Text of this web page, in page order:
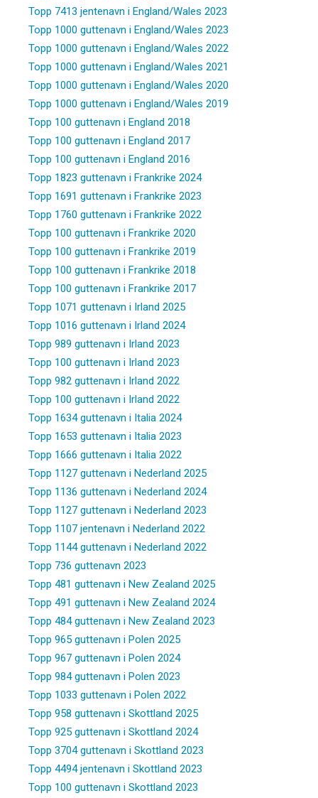
Topp 7413 jentenavn i England/Wales 2023
Topp 1000 guttenavn i England/Wales 2023
Topp 1000 guttenavn i England/Wales 2022
Topp 1000 guttenavn i England/Wales 2021
Topp 1000 guttenavn i England/Wales 2020
Topp 1000 guttenavn i England/Wales 2019
Topp 100 guttenavn i England 2018
Topp 100 guttenavn i England 2017
Topp 100 guttenavn i England 2016
Topp 1823 guttenavn i Frankrike 2024
Topp 1691 guttenavn i Frankrike 2023
Topp 1760 guttenavn i Frankrike 2022
Topp 100 guttenavn i Frankrike 2020
Topp 100 guttenavn i Frankrike 2019
Topp 100 guttenavn i Frankrike 2018
Topp 100 guttenavn i Frankrike 2017
Topp 1071 guttenavn i Irland 2025
Topp 1016 guttenavn i Irland 2024
Topp 989 guttenavn i Irland 2023
Topp 100 guttenavn i Irland 2023
Topp 982 guttenavn i Irland 2022
Topp 100 guttenavn i Irland 2022
Topp 1634 guttenavn i Italia 2024
Topp 1653 guttenavn i Italia 2023
Topp 1666 guttenavn i Italia 2022
Topp 1127 guttenavn i Nederland 2025
Topp 1136 guttenavn i Nederland 2024
Topp 1127 guttenavn i Nederland 2023
Topp 1107 jentenavn i Nederland 2022
Topp 1144 guttenavn i Nederland 2022
Topp 736 guttenavn 2023
Topp 481 guttenavn i New Zealand 2025
Topp 491 guttenavn i New Zealand 2024
Topp 484 guttenavn i New Zealand 2023
Topp 965 guttenavn i Polen 2025
Topp 967 guttenavn i Polen 2024
Topp 984 guttenavn i Polen 2023
Topp 1033 guttenavn i Polen 2022
Topp 958 guttenavn i Skottland 2025
Topp 925 guttenavn i Skottland 2024
Topp 3704 guttenavn i Skottland 2023
Topp 4494 jentenavn i Skottland 2023
Topp 100 guttenavn i Skottland 2023